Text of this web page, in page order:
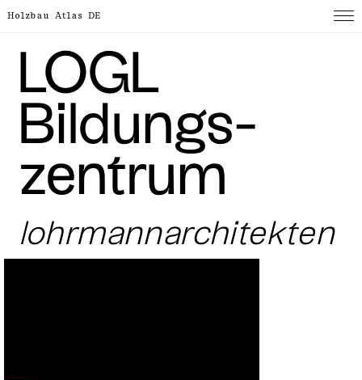
Holzbau Atlas DE
LOGL
Bildungs­
zentrum
lohrmann­architekten